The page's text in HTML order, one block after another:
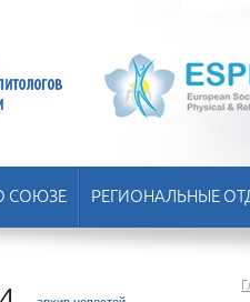
СОЮЗЕ РЕГИОНАЛЬНЫЕ